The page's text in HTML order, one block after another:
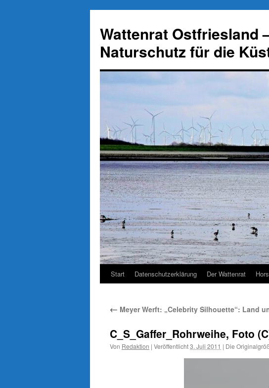
springen
Wattenrat Ostfriesland
Naturschutz für die
Start Datenschutzerklärung Der Wattenrat
← Meyer Werft: „Celebrity Silhouette“: Land
C_S_Gaffer_Rohrweihe, Foto
Von Redaktion | Veröffentlicht3. Juli 2011 | Die